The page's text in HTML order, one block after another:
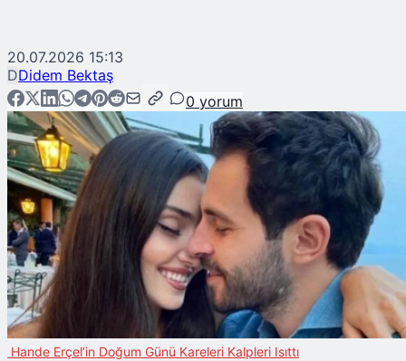
20.07.2026 15:13
DDidem Bektaş
0 yorum
Hande Erçel’in Doğum Günü Kareleri Kalpleri Isıttı